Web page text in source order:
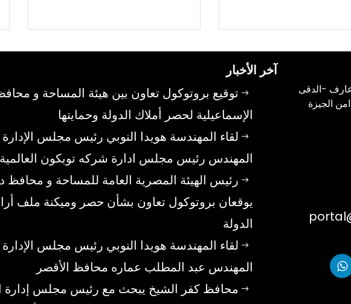
عارف -الدقى
الجيزة
آخر الأخبار
توقيع بروتوكول تعاون بين هيئة المساحة و
الإسماعيلية لحصر أملاك الدولة وحمايتها
لقاء المهندسة هويدا النوبي رئيس مجلس
المهندس رئيس مجلس ادارة شركه توبكون العالمية
رئيس الهيئة المصرية العامة للمساحة و محافظ
يوقعان بروتوكول تعاون بشأن حصر وميكنة ملف
الدولة
لقاء المهندسة هويدا النوبي رئيس مجلس
المهندس عبد المطلب عماره محافظ الأقصر
محافظ كفر الشيخ يبحث مع رئيس مجلس إدارة